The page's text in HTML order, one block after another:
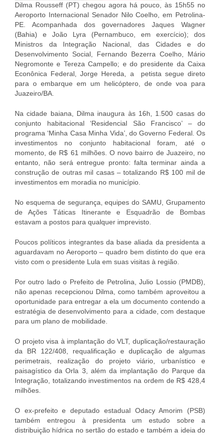
Dilma Rousseff (PT) chegou agora há pouco, às 15h55 no
Aeroporto Internacional Senador Nilo Coelho, em Petrolina-
PE. Acompanhada dos governadores Jaques Wagner
(Bahia) e João Lyra (Pernambuco, em exercício); dos
Ministros da Integração Nacional, das Cidades e do
Desenvolvimento Social, Fernando Bezerra Coelho, Mário
Negromonte e Tereza Campello; e do presidente da Caixa
Econônica Federal, Jorge Hereda, a petista segue direto
para o embarque em um helicóptero, de onde voa para
Juazeiro/BA.
Na cidade baiana, Dilma inaugura às 16h, 1.500 casas do
conjunto habitacional ‘Residencial São Francisco’ – do
programa ‘Minha Casa Minha Vida’, do Governo Federal. Os
investimentos no conjunto habitacional foram, até o
momento, de R$ 61 milhões. O novo bairro de Juazeiro, no
entanto, não será entregue pronto: falta terminar ainda a
construção de outras mil casas – totalizando R$ 100 mil de
investimentos em moradia no município.
No esquema de segurança, equipes do SAMU, Grupamento
de Ações Táticas Itinerante e Esquadrão de Bombas
estavam a postos para qualquer imprevisto.
Poucos políticos integrantes da base aliada da presidenta a
aguardavam no Aeroporto – quadro bem distinto do que era
visto com o presidente Lula em suas visitas à região.
Por outro lado o Prefeito de Petrolina, Julio Lossio (PMDB),
não apenas recepcionou Dilma, como também aproveitou a
oportunidade para entregar a ela um documento contendo a
estratégia de desenvolvimento para a cidade, com destaque
para um plano de mobilidade.
O projeto visa à implantação do VLT, duplicação/restauração
da BR 122/408, requalificação e duplicação de algumas
perimetrais, realização do projeto viário, urbanístico e
paisagístico da Orla 3, além da implantação do Parque da
Integração, totalizando investimentos na ordem de R$ 428,4
milhões.
O ex-prefeito e deputado estadual Odacy Amorim (PSB)
também entregou à presidenta um estudo sobre a
distribuição hídrica no sertão do estado e também a ideia do